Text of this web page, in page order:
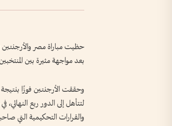
بعد مواجهة مثيرة بين
لتتأهل إلى الدور ربع
والقرارات التحكيمية التي